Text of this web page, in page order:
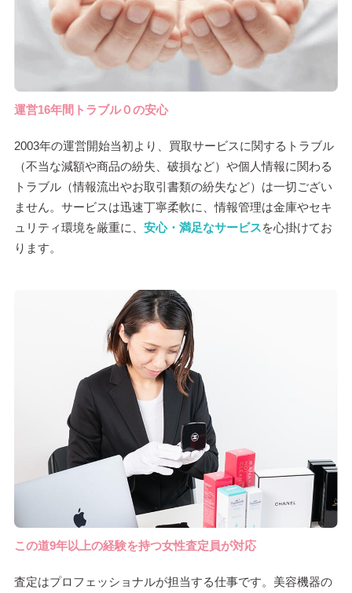
運営16年間トラブル０の安心
2003年の運営開始当初より、買取サービスに関するトラブル
（不当な減額や商品の紛失、破損など）や個人情報に関わる
トラブル（情報流出やお取引書類の紛失など）は一切ござい
ません。サービスは迅速丁寧柔軟に、情報管理は金庫やセキ
ュリティ環境を厳重に、 安心・満足なサービスを心掛けてお
ります。
この道9年以上の経験を持つ女性査定員が対応
査定はプロフェッショナルが担当する仕事です。美容機器の